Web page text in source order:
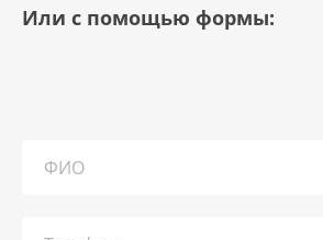
Или с помощью формы: